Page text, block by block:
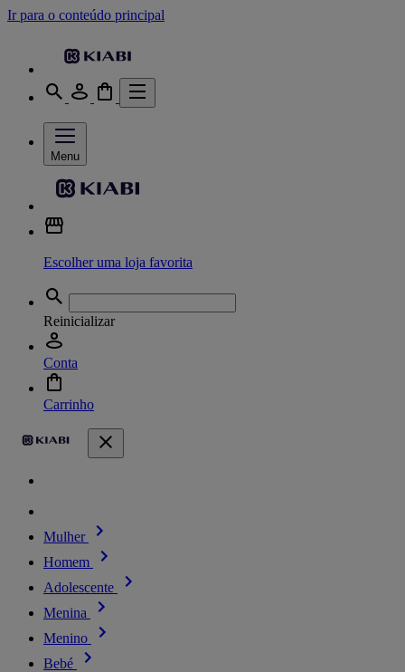
Ir para o conteúdo principal
Menu
Escolher uma loja favorita
Reinicializar
Conta
Carrinho
Mulher
Homem
Adolescente
Menina
Menino
Bebé